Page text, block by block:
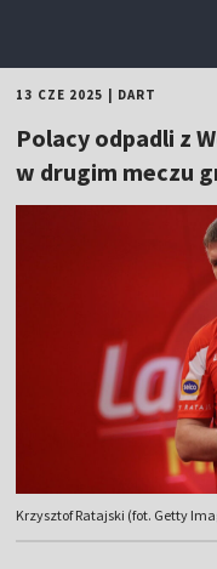
13 CZE 2025 DART
Polacy odpadli z
w drugim meczu
Krzysztof Ratajski (fot. Getty